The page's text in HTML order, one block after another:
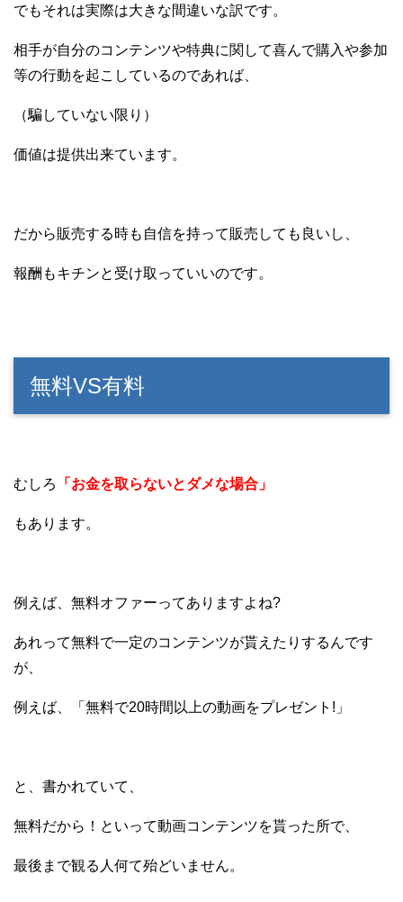
でもそれは実際は大きな間違いな訳です。
相手が自分のコンテンツや特典に関して喜んで購入や参加
等の行動を起こしているのであれば、
（騙していない限り）
価値は提供出来ています。
だから販売する時も自信を持って販売しても良いし、
報酬もキチンと受け取っていいのです。
無料VS有料
むしろ 「お金を取らないとダメな場合」
もあります。
例えば、無料オファーってありますよね?
あれって無料で一定のコンテンツが貰えたりするんです
が、
例えば、「無料で20時間以上の動画をプレゼント!」
と、書かれていて、
無料だから！といって動画コンテンツを貰った所で、
最後まで観る人何て殆どいません。